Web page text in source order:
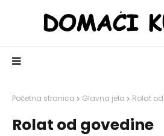
Početna stranica Glavna jela Rolat
Rolat od govedine